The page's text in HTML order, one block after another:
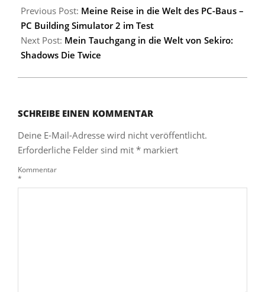
Previous Post: Meine Reise in die Welt des PC-Baus –
PC Building Simulator 2 im Test
Next Post: Mein Tauchgang in die Welt von Sekiro:
Shadows Die Twice
SCHREIBE EINEN KOMMENTAR
Deine E-Mail-Adresse wird nicht veröffentlicht.
Erforderliche Felder sind mit * markiert
Kommentar
*